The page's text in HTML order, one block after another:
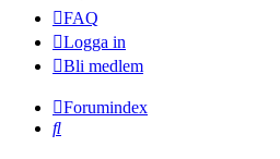
FAQ
Logga in
Bli medlem
Forumindex
Sök